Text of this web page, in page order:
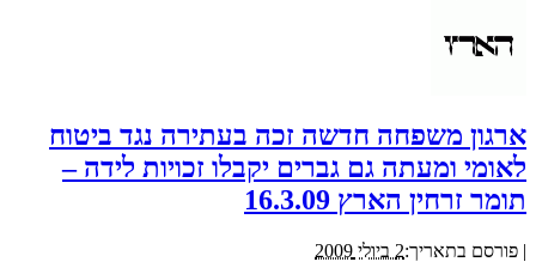
ארגון משפחה חדשה זכה בעתירה נגד ביטוח
לאומי ומעתה גם גברים יקבלו זכויות לידה –
תומר זרחין הארץ 16.3.09
| פורסם בתאריך:2 ביולי 2009